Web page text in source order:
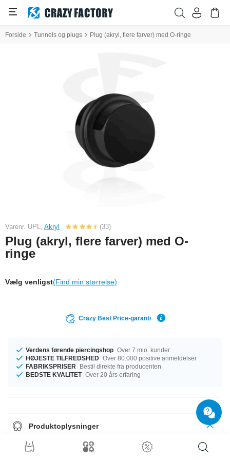
Forside Tunnels og plugs Plug (akryl, flere farver) med O-ringe
Varenr. UPL, Akryl (33)
Plug (akryl, flere farver) med O-
ringe
Vælg venligst(Find min størrelse)
Crazy Best Price-garanti
Verdens førende piercingshop Over 7 mio. kunder
HØJESTE TILFREDSHED Over 80.000 positive anmeldelser
FABRIKSPRISER
Bestil direkte fra producenten
BEDSTE KVALITET Over 20 års erfaring
Produktoplysninger
Make a statement with this bright coloured plug made of acrylic. Available
in many vibrant colours radiating fun and energy. Select your size and get